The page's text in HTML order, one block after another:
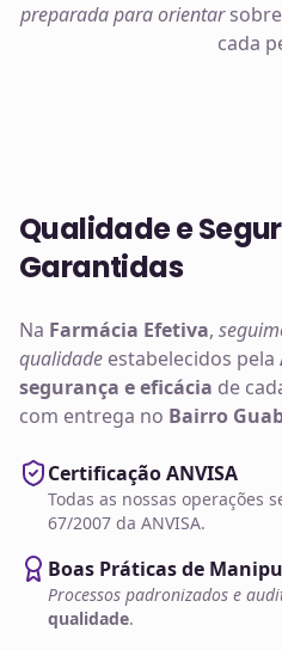
preparada para orientarsobre
cada
Qualidade e
Garantidas
Na Farmácia Efetiva,
qualidade estabelecidos pela
segurança e eficácia de
com entrega no Bairro
Certificação ANVISA
Todas as nossas operações
67/2007 da ANVISA.
Boas Práticas de
Processos padronizados e
qualidade.